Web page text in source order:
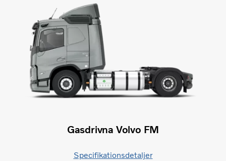
Gasdrivna Volvo FM
Specifikationsdetaljer